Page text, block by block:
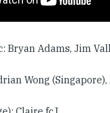
Bryan Adams, Jim
Wong (Singapore),